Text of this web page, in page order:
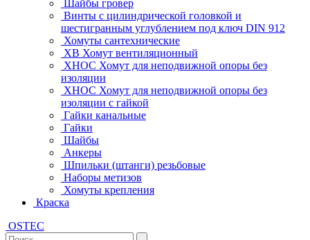
Шайбы гровер
Винты с цилиндрической головкой и
шестигранным углублением под ключ DIN 912
Хомуты сантехнические
ХВ Хомут вентиляционный
ХНОС Хомут для неподвижной опоры без
изоляции
ХНОС Хомут для неподвижной опоры без
изоляции с гайкой
Гайки канальные
Гайки
Шайбы
Анкеры
Шпильки (штанги) резьбовые
Наборы метизов
Хомуты крепления
Краска
OSTEC